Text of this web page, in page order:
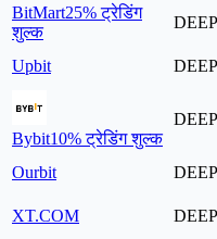
BitMart25% ट्रेडिंग
शुल्क
Upbit
Bybit10% ट्रेडिंग शुल्क
Ourbit
XT.COM